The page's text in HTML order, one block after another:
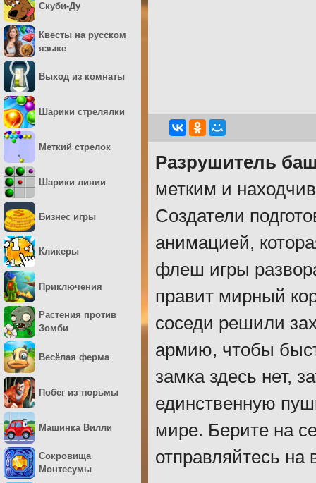
Разрушитель
метким и
Создатели
анимацией,
флеш игры
правит мирный
соседи решили
армию, чтобы
замка здесь нет,
единственную
мире. Берите на
отправляйтесь на
Скуби-Ду
Квесты на русском
языке
Выход из комнаты
Шарики стрелялки
Меткий стрелок
Шарики линии
Бизнес игры
Кликеры
Приключения
Растения против
Зомби
Весёлая ферма
Побег из тюрьмы
Машинка Вилли
Сокровища
Монтесумы